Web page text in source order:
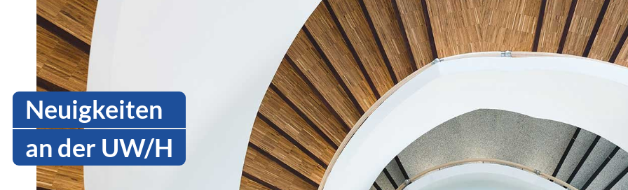
Neuigkeiten
an der UW/H